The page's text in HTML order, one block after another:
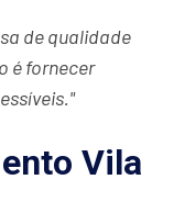
de qualidade
é fornecer
Vila